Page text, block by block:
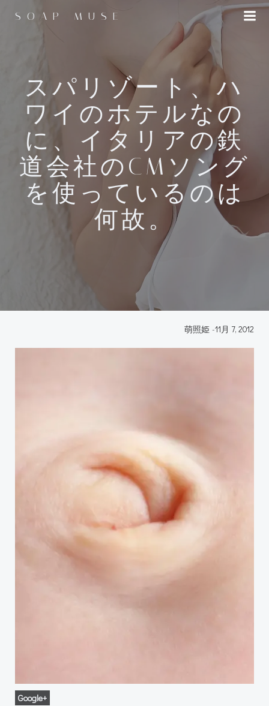
へ
ス
キ
ッ
プ
SOAP MUSE
スパリゾート、ハ
ワイのホテルなの
に、イタリアの鉄
道会社のCMソング
を使っているのは
何故。
萌照姫 -11月 7, 2012
Google+